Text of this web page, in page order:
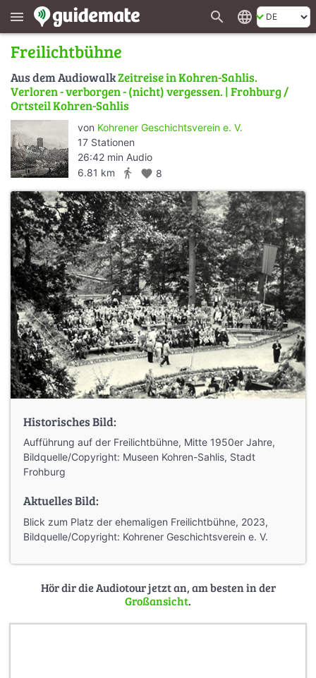
menu search language
Freilichtbühne
Aus dem AudiowalkZeitreise in Kohren-Sahlis.
Verloren - verborgen - (nicht) vergessen. | Frohburg /
Ortsteil Kohren-Sahlis
von Kohrener Geschichtsverein e. V.
17 Stationen
26:42 min Audio
6.81 km
directions_walk favorite 8
Historisches Bild:
Aufführung auf der Freilichtbühne, Mitte 1950er Jahre,
Bildquelle/Copyright: Museen Kohren-Sahlis, Stadt
Frohburg
Aktuelles Bild:
Blick zum Platz der ehemaligen Freilichtbühne, 2023,
Bildquelle/Copyright: Kohrener Geschichtsverein e. V.
Hör dir die Audiotour jetzt an, am besten in der
Großansicht.